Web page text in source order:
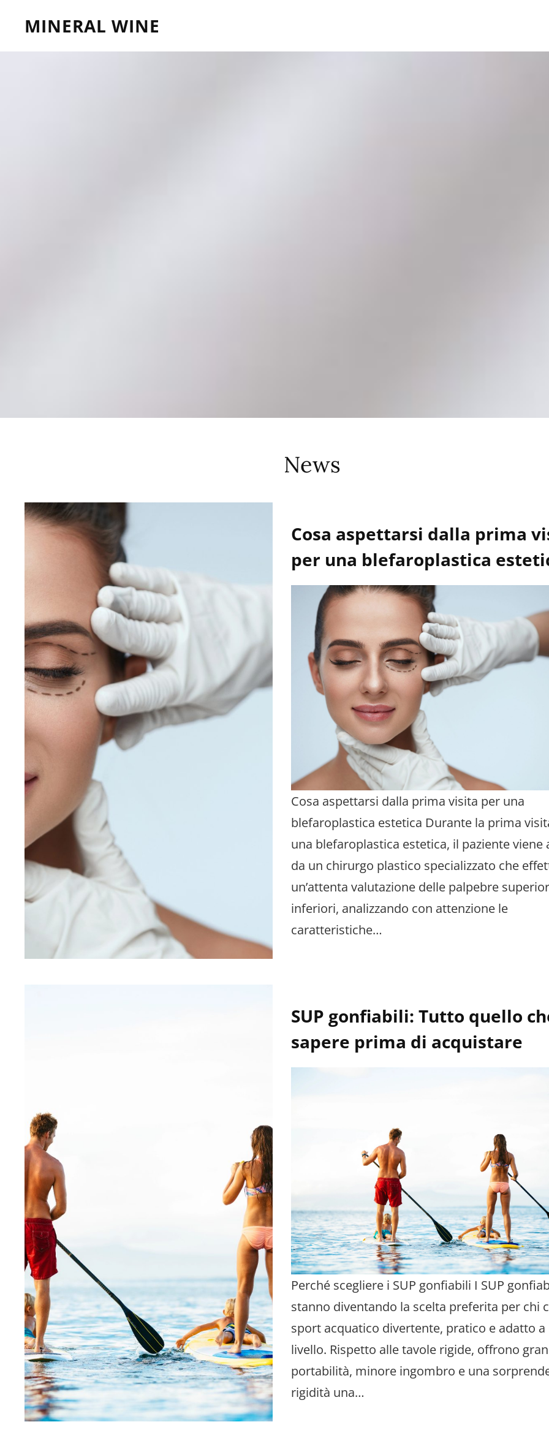
MINERAL WINE
News
Cosa aspettarsi dalla prima
per una blefaroplastica
Cosa aspettarsi dalla prima visita per una
blefaroplastica estetica Durante la prima
una blefaroplastica estetica, il paziente viene
da un chirurgo plastico specializzato che
un’attenta valutazione delle palpebre
inferiori, analizzando con attenzione le
caratteristiche…
SUP gonfiabili: Tutto quello
sapere prima di acquistare
Perché scegliere i SUP gonfiabili I SUP
stanno diventando la scelta preferita per chi
sport acquatico divertente, pratico e adatto a
livello. Rispetto alle tavole rigide, offrono
portabilità, minore ingombro e una
rigidità una…